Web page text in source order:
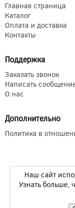
Главная страница
Каталог
Оплата и доставка
Контакты
Поддержка
Заказать звонок
Написать
О нас
Дополнительно
Политика в
Продажа
Наш сайт
Узнать больше,